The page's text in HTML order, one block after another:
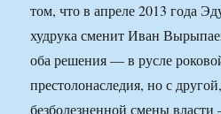
том, что в апреле 2013 года
худрука сменит Иван
оба решения — в русле
престолонаследия, но с
безболезненной смены